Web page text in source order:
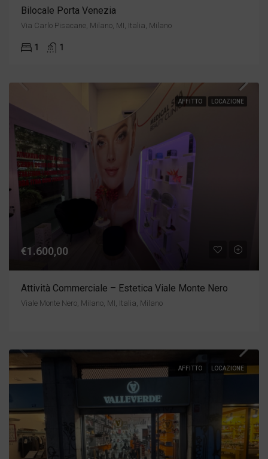
Bilocale Porta Venezia
Via Carlo Pisacane, Milano, MI, Italia, Milano
1 1
AFFITTO LOCAZIONE
€1.600,00
Attività Commerciale – Estetica Viale Monte Nero
Viale Monte Nero, Milano, MI, Italia, Milano
AFFITTO LOCAZIONE